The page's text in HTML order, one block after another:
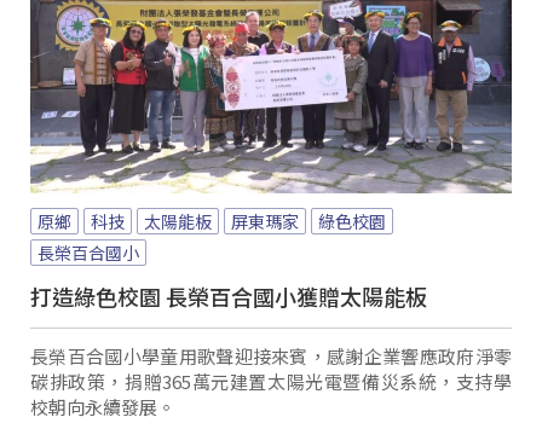
原鄉 科技 太陽能板 屏東瑪家
綠色校園
長榮百合國小
打造綠色校園 長榮百合國小獲贈太陽能板
長榮百合國小學童用歌聲迎接來賓，感謝企業響應政府淨零
碳排政策，捐贈365萬元建置太陽光電暨備災系統，支持學
校朝向永續發展。